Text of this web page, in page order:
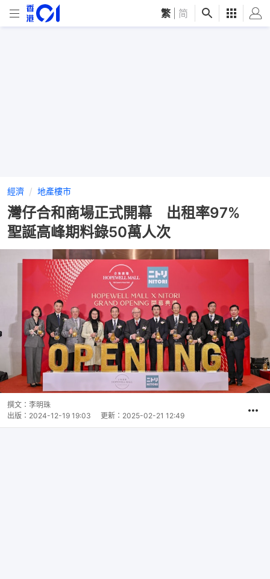
繁 简
經濟 地產樓市
灣仔合和商場正式開幕 出租率97%
聖誕高峰期料錄50萬人次
撰文： 李明珠
出版： 2024-12-19 19:03 更新： 2025-02-21 12:49